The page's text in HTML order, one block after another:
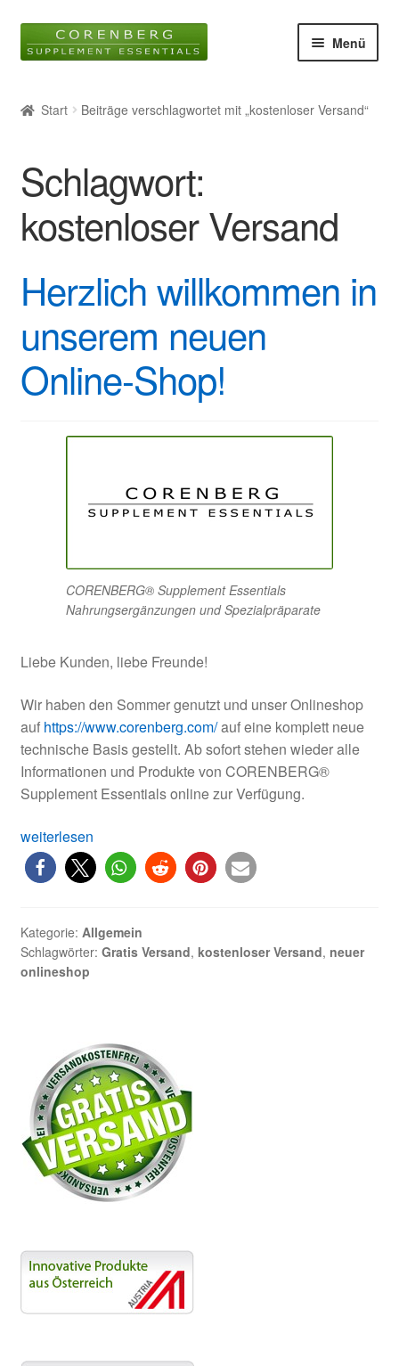
Navigation
Inhalt
Menü
Blog
Wissen
Glossar
Über uns
Start Beiträge verschlagwortet mit „kostenloser Versand“
Schlagwort:
kostenloser Versand
Herzlich willkommen in
unserem neuen
Online-Shop!
CORENBERG® Supplement Essentials
Nahrungsergänzungen und Spezialpräparate
Liebe Kunden, liebe Freunde!
Wir haben den Sommer genutzt und unser Onlineshop
auf https://www.corenberg.com/auf eine komplett neue
technische Basis gestellt. Ab sofort stehen wieder alle
Informationen und Produkte von CORENBERG®
Supplement Essentials online zur Verfügung.
Herzlich
willkommen
in
neuen
Online-
Shop!
weiterlesen
Kategorie: Allgemein
Schlagwörter: Gratis Versand, kostenloser Versand, neuer
onlineshop